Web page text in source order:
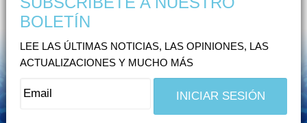
BOLETÍN
LEE LAS ÚLTIMAS NOTICIAS, LAS OPINIONES, LAS
ACTUALIZACIONES Y MUCHO MÁS